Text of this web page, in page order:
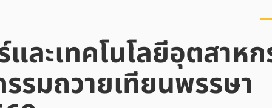
ละเทคโนโลยีอุตสาห
รมถวายเทียนพรรษา